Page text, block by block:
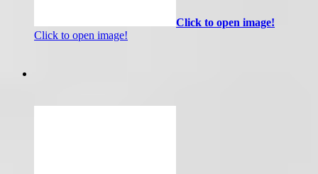
Click to open image!
Click to open image!